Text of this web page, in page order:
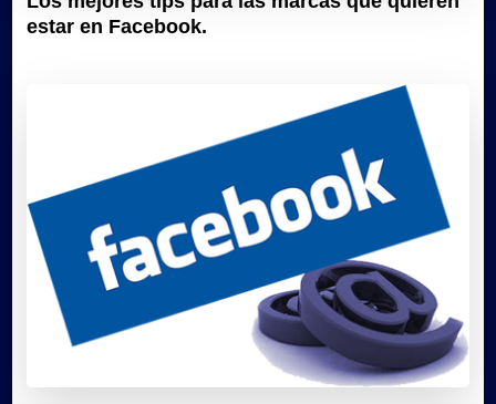
estar en Facebook.